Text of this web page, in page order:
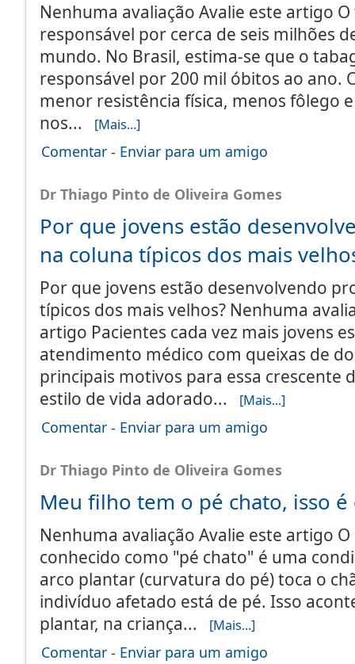
Nenhuma avaliação Avalie este artigo
responsável por cerca de seis milhões
mundo. No Brasil, estima-se que o
responsável por 200 mil óbitos ao ano.
menor resistência física, menos fôlego
nos...
[Mais...]
Comentar - Enviar para um amigo
Dr Thiago Pinto de Oliveira Gomes
Por que jovens estão
na coluna típicos dos mais
Por que jovens estão desenvolvendo
típicos dos mais velhos? Nenhuma
artigo Pacientes cada vez mais jovens
atendimento médico com queixas de
principais motivos para essa crescente
estilo de vida adorado...
[Mais...]
Comentar - Enviar para um amigo
Dr Thiago Pinto de Oliveira Gomes
Meu filho tem o pé chato, isso é
Nenhuma avaliação Avalie este artigo
conhecido como "pé chato" é uma
arco plantar (curvatura do pé) toca o
indivíduo afetado está de pé. Isso
plantar, na criança...
[Mais...]
Comentar - Enviar para um amigo